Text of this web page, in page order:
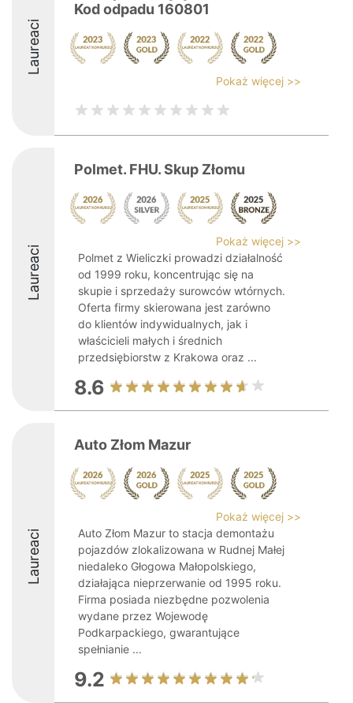
Laureaci
Kod odpadu 160801
Pokaż więcej >>
Laureaci
Polmet. FHU. Skup Złomu
Pokaż więcej >>
Polmet z Wieliczki prowadzi działalność
od 1999 roku, koncentrując się na
skupie i sprzedaży surowców wtórnych.
Oferta firmy skierowana jest zarówno
do klientów indywidualnych, jak i
właścicieli małych i średnich
przedsiębiorstw z Krakowa oraz ...
8.6
Laureaci
Auto Złom Mazur
Pokaż więcej >>
Auto Złom Mazur to stacja demontażu
pojazdów zlokalizowana w Rudnej Małej
niedaleko Głogowa Małopolskiego,
działająca nieprzerwanie od 1995 roku.
Firma posiada niezbędne pozwolenia
wydane przez Wojewodę
Podkarpackiego, gwarantujące
spełnianie ...
9.2